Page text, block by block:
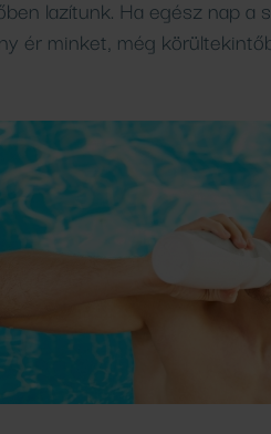
lazítunk. Ha egész nap a
ér minket, még